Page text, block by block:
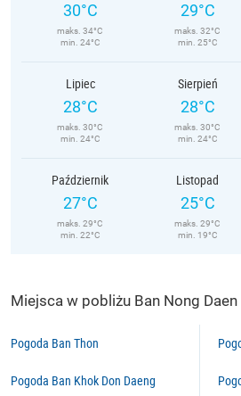
30°C
maks. 34°C
min. 24°C
29°C
maks. 32°C
min. 25°C
Lipiec
28°C
maks. 30°C
min. 24°C
Sierpień
28°C
maks. 30°C
min. 24°C
Październik
27°C
maks. 29°C
min. 22°C
Listopad
25°C
maks. 29°C
min. 19°C
Miejsca w pobliżu Ban Nong Daen
Pogoda Ban Thon
Pogoda Ban Khok Don Daeng